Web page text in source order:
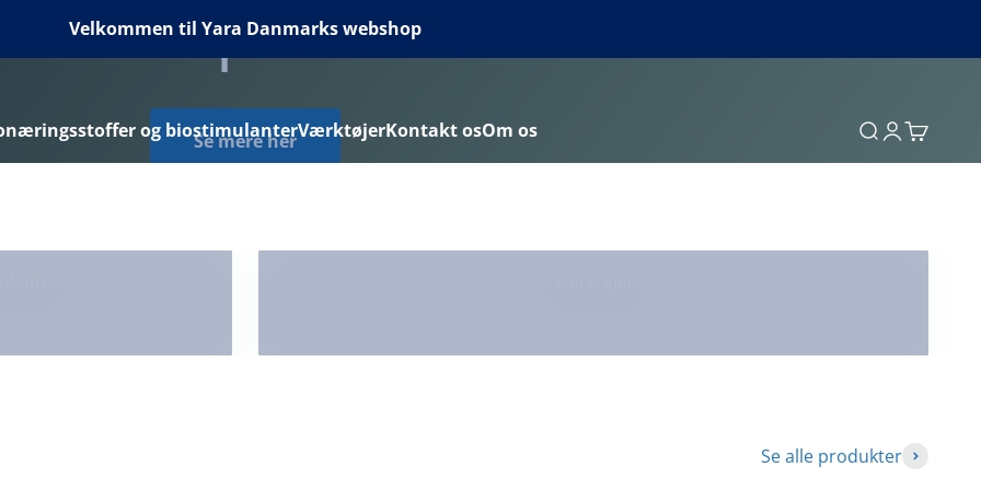
Velkommen til Yara Danmarks webshop
og biostimulanterVærktøjerKontakt osOm os
SøgLog ind
Kurv
Spredekontrolsæt
Se mere her
Se alle produkter